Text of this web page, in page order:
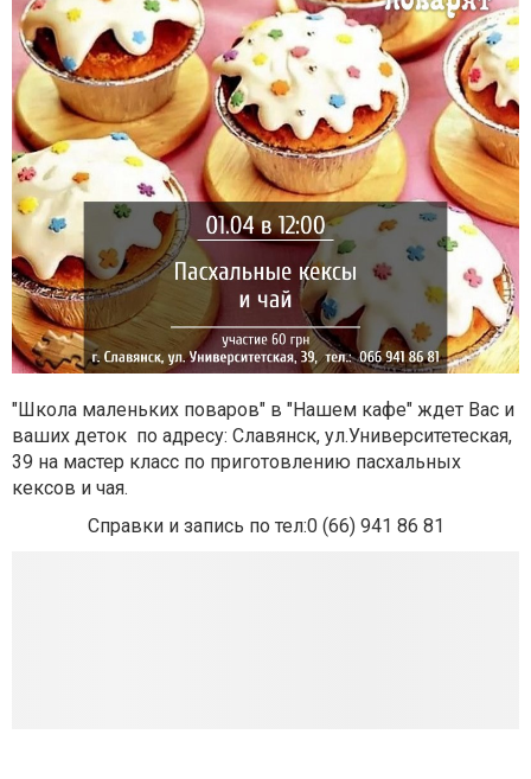
"Школа маленьких поваров" в "Нашем кафе" ждет Вас и
ваших деток по адресу: Славянск, ул.Университетеская,
39 на мастер класс по приготовлению пасхальных
кексов и чая.
Справки и запись по тел:0 (66) 941 86 81